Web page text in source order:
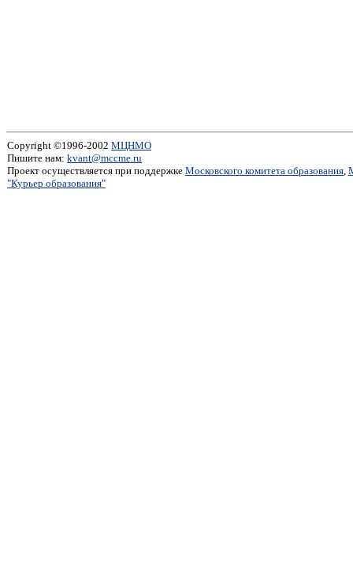
Copyright ©1996-2002 МЦНМО
Пишите нам: kvant@mccme.ru
Проект осуществляется при поддержке Московского комитета образования,
"Курьер образования"